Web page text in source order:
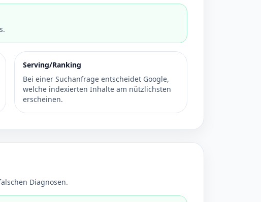
Serving/Ranking
Bei einer Suchanfrage entscheidet Google,
welche indexierten Inhalte am nützlichsten
erscheinen.
Diagnosen.